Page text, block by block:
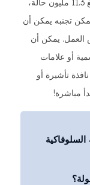
الأمريكية (USCIS) تدير حاليًا تراكمًا تاريخيًا يبلغ 11.3 مليون حالة،
تجنبه يمكن أن
العمل. يمكن أن
أو علامات
تأشيرة أو
مباشرة!